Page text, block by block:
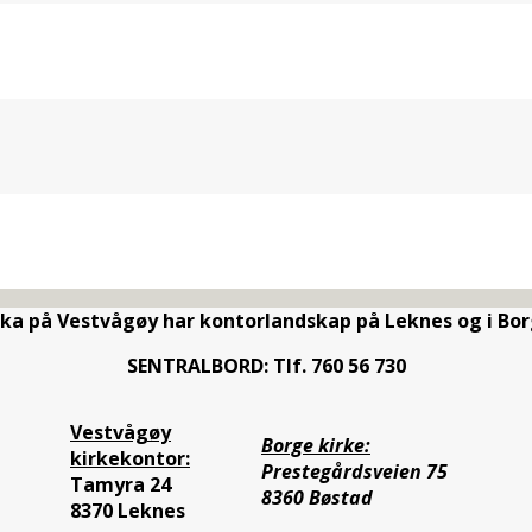
på Vestvågøy har kontorlandskap på Leknes og i
SENTRALBORD: Tlf. 760 56 730
Vestvågøy
kirkekontor:
Tamyra 24
8370 Leknes
Borge kirke:
Prestegårdsveien 75
8360 Bøstad